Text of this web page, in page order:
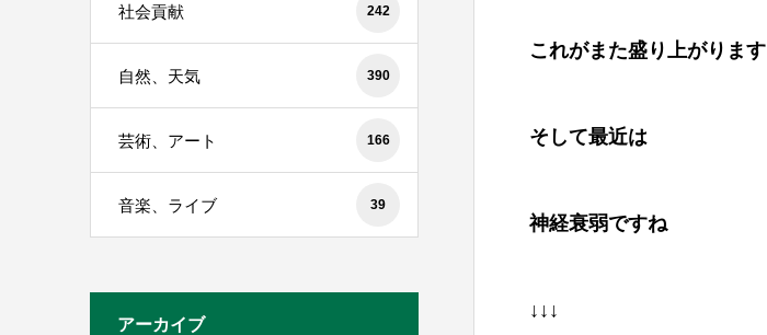
これがまた盛り上がります
そして最近は
神経衰弱ですね
↓↓↓
社会貢献 242
自然、天気 390
芸術、アート 166
音楽、ライブ 39
アーカイブ